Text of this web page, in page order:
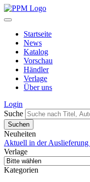
Startseite
News
Katalog
Vorschau
Händler
Verlage
Über uns
Login
Suche
Neuheiten
Aktuell in der Auslieferung
Verlage
Kategorien